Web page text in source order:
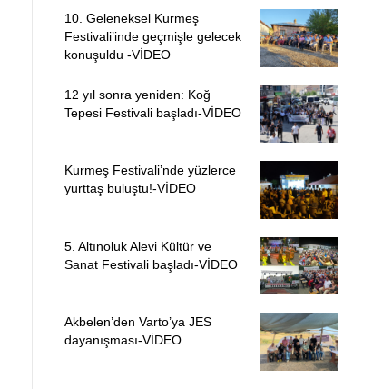
10. Geleneksel Kurmeş
Festivali’inde geçmişle gelecek
konuşuldu -VİDEO
12 yıl sonra yeniden: Koğ
Tepesi Festivali başladı-VİDEO
Kurmeş Festivali’nde yüzlerce
yurttaş buluştu!-VİDEO
5. Altınoluk Alevi Kültür ve
Sanat Festivali başladı-VİDEO
Akbelen’den Varto’ya JES
dayanışması-VİDEO